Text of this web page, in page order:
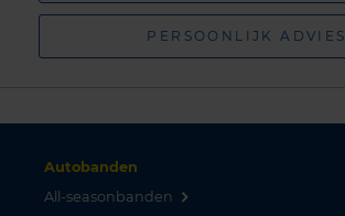
PERSOONLIJK ADVIES
Autobanden
All-seasonbanden